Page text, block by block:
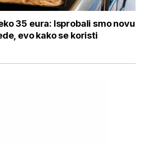
35 eura: Isprobali smo novu
evo kako se koristi